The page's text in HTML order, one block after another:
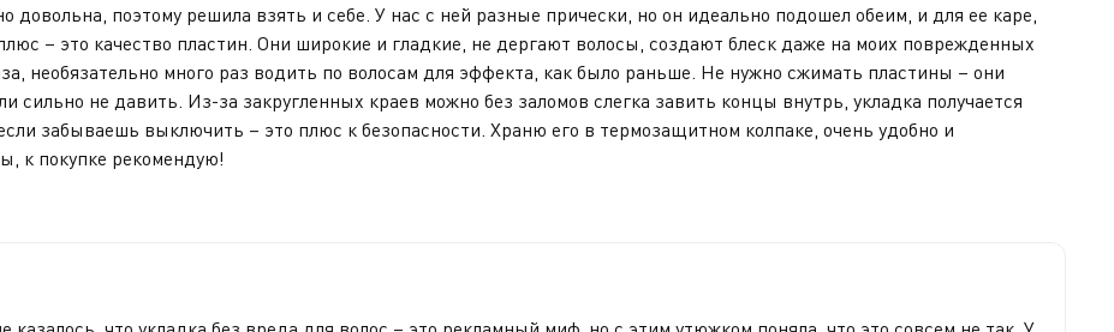
довольна, поэтому решила взять и себе. У нас с ней разные прически, но он идеально подошел обеим, и для ее каре,
– это качество пластин. Они широкие и гладкие, не дергают волосы, создают блеск даже на моих поврежденных
необязательно много раз водить по волосам для эффекта, как было раньше. Не нужно сжимать пластины – они
не давить. Из-за закругленных краев можно без заломов слегка завить концы внутрь, укладка получается
забываешь выключить – это плюс к безопасности. Храню его в термозащитном колпаке, очень удобно и
к покупке рекомендую!